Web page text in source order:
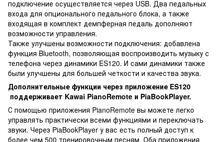
подключение осуществляется через USB. Два педальных
входа для опционального педального блока, а также
входящая в комплект демпферная педаль дополняют
возможности управления.
Также улучшены возможности подключения: добавлена
функция Bluetooth, позволяющая воспроизводить музыку с
телефона через динамики ES120. И сами динамики также
были улучшены для большей четкости и качества звука.
Дополнительные функции через приложение ES120
поддерживает Kawai PianoRemote и PiaBookPlayer.
С помощью приложения PianoRemote вы можете легко
управлять практически всеми функциями и переключать
звуки. Через PiaBookPlayer у вас есть полный доступ к
более чем 500 тренировочным песням. Оба приложения